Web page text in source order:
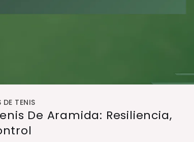
TENIS
De Aramida: Resiliencia,